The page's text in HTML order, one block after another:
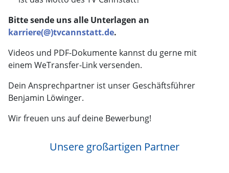
Bitte sende uns alle Unterlagen an
karriere(@)tvcannstatt.de.
Videos und PDF-Dokumente kannst du gerne mit
einem WeTransfer-Link versenden.
Dein Ansprechpartner ist unser Geschäftsführer
Benjamin Löwinger.
Wir freuen uns auf deine Bewerbung!
Unsere großartigen Partner